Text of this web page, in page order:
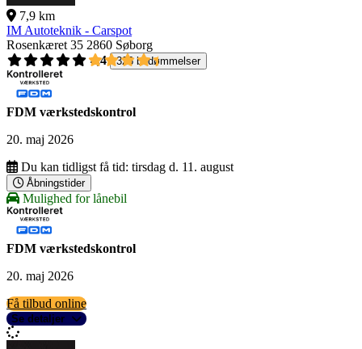
7,9 km
IM Autoteknik - Carspot
Rosenkæret 35 2860 Søborg
4,4
326 bedømmelser
FDM værkstedskontrol
20. maj 2026
Du kan tidligst få tid: tirsdag d. 11. august
Åbningstider
Mulighed for lånebil
FDM værkstedskontrol
20. maj 2026
Få tilbud online
Se detaljer